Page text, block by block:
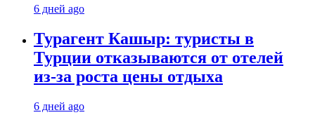
6 дней ago
Турагент Кашыр: туристы в
Турции отказываются от отелей
из-за роста цены отдыха
6 дней ago